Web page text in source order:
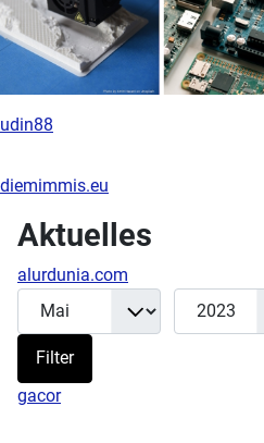
udin88
Aktuelles
alurdunia.com
Filter
Monat Jahr
Filter
gacor
diemimmis.eu